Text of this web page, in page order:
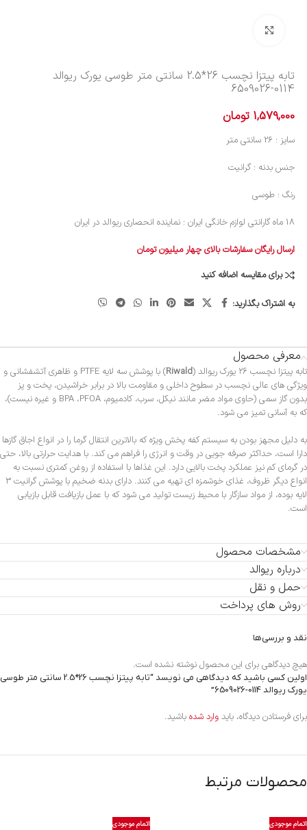
تابه پیتزا نچسب 26*2.5 سانتی متر طوسی یورک ریوالد
6509026-0114
1,579,000 تومان
سایز : 26 سانتی متر
جنس بدنه : گرانیت
رنگ : طوسی
18 ماه گارانتی لوازم خانگی ایران : نماینده انحصاری ریوالد در ایران
ارسال رایگان سفارشات بالای چهار میلیون تومان
برای مقایسه اضافه کنید
به اشتراک بگذارید:
معرفی محصول
تابه پیتزا نچسب ۲۶ یورک ریوالد ( Riwald
) با پوشش سه لایه PTFE و ظاهری آتشفشانی و
ویژگی های عالی نچسب در سطوح داخلی و مقاومت بالا در برابر خراشیدن، پخت و پز
بدون گاز سمی (حاوی مواد مضر مانند نیکل، سرب، کادمیوم، BPA ،PFOA و غیره نیست)،
که به آسانی تمیز می شود.
به دلیل مجهز بودن به سیستم کفه پخش ویژه که بالاترین انتقال گرما را در انواع اجاق گازها
دارا است، حداکثر صرفه جویی در وقت و انرژی را فراهم می کند. با هدایت حرارتی بالا، حتی
در گرمای کم نیز عملکرد پخت بالایی دارد. این غذاها با استفاده از روغن کمتری نسبت به
انواع دیگر ظروف، غذای خوشمزه ای تهیه می کنند. دارای بدنه ضخیم با پوشش گرانیت 3
لایه بوده، از مواد سازگار با محیط زیست تولید می شود که با عمل بازیافت قابل بازیابی
است.
مشخصات محصول
درباره ریوالد
حمل و نقل
روش های پرداخت
نقد و بررسی‌ها
هیچ دیدگاهی برای این محصول نوشته نشده است.
اولین کسی باشید که دیدگاهی می نویسد “تابه پیتزا نچسب 26*2.5 سانتی متر طوسی
یورک ریوالد6509026-0114
”
برای فرستادن دیدگاه، باید وارد شده باشید.
محصولات مرتبط
اتمام موجودی اتمام موجودی